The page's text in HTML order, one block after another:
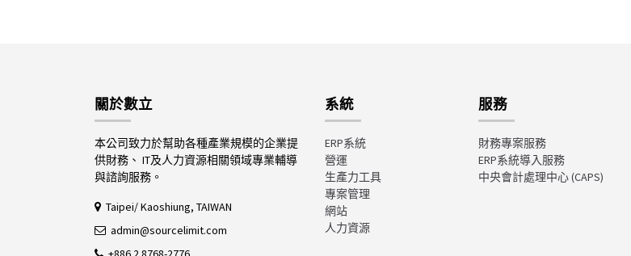
關於數立
本公司致力於幫助各種產業規模的企業提
供財務、 IT及人力資源相關領域專業輔導
與諮詢服務。
Taipei/ Kaoshiung, TAIWAN
admin@sourcelimit.com
系統
ERP系統
營運
生產力工具
專案管理
網站
人力資源
服務
財務專案服務
ERP系統導入服務
中央會計處理中心(CAPS)